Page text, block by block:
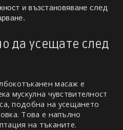
и възстановяване след
да усещате след
масаж е
мускулна чувствителност
подобна на усещането
Това е напълно
на тъканите.